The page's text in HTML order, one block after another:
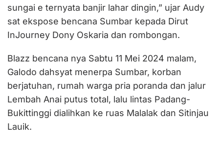
sungai e ternyata banjir lahar dingin,” ujar Audy
sat ekspose bencana Sumbar kepada Dirut
InJourney Dony Oskaria dan rombongan.
Blazz bencana nya Sabtu 11 Mei 2024 malam,
Galodo dahsyat menerpa Sumbar, korban
berjatuhan, rumah warga pria poranda dan jalur
Lembah Anai putus total, lalu lintas Padang-
Bukittinggi dialihkan ke ruas Malalak dan Sitinjau
Lauik.